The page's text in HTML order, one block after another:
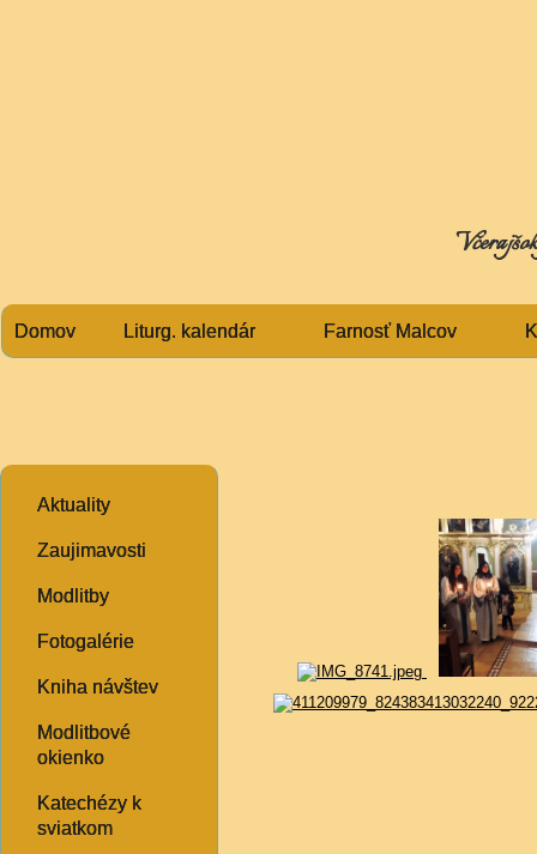
Domov Liturg. kalendár Farnosť Malcov
Aktuality
Zaujimavosti
Modlitby
Fotogalérie
Kniha návštev
Modlitbové
okienko
Katechézy k
sviatkom